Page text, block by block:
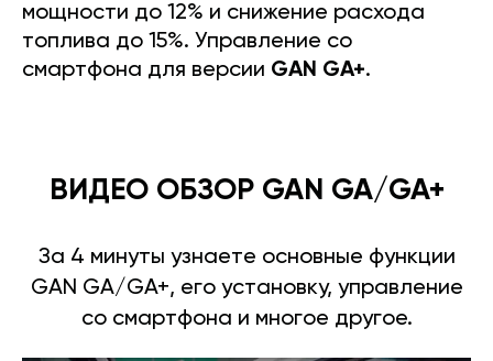
мощности до 12% и снижение расхода
топлива до 15%. Управление со
смартфона для версии GAN GA+.
ВИДЕО ОБЗОР GAN GA/GA+
За 4 минуты узнаете основные функции
GAN GA/GA+, его установку, управление
со смартфона и многое другое.